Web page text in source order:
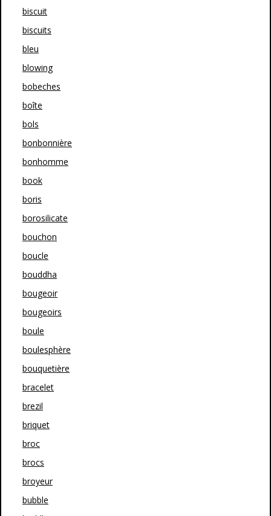
biscuit
biscuits
bleu
blowing
bobeches
boîte
bols
bonbonnière
bonhomme
book
boris
borosilicate
bouchon
boucle
bouddha
bougeoir
bougeoirs
boule
boulesphère
bouquetière
bracelet
brezil
briquet
broc
brocs
broyeur
bubble